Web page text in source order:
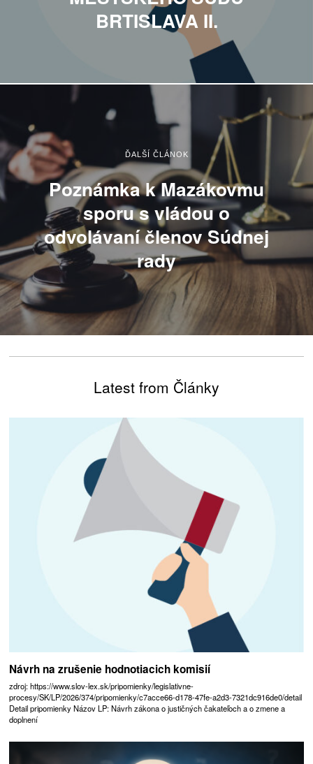
BRTISLAVA II.
ĎALŠÍ ČLÁNOK
Poznámka k Mazákovmu
sporu s vládou o
odvolávaní členov Súdnej
rady
Latest from Články
Návrh na zrušenie hodnotiacich komisií
zdroj: https://www.slov-lex.sk/pripomienky/legislativne-
procesy/SK/LP/2026/374/pripomienky/c7acce66-d178-47fe-a2d3-7321dc916de0/detail
Detail pripomienky Názov LP: Návrh zákona o justičných čakateľoch a o zmene a
doplnení